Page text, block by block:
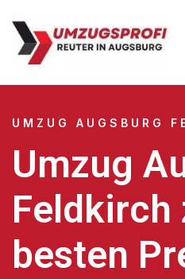
UMZUG AUGSBURG
Umzug
Feldkirch
besten